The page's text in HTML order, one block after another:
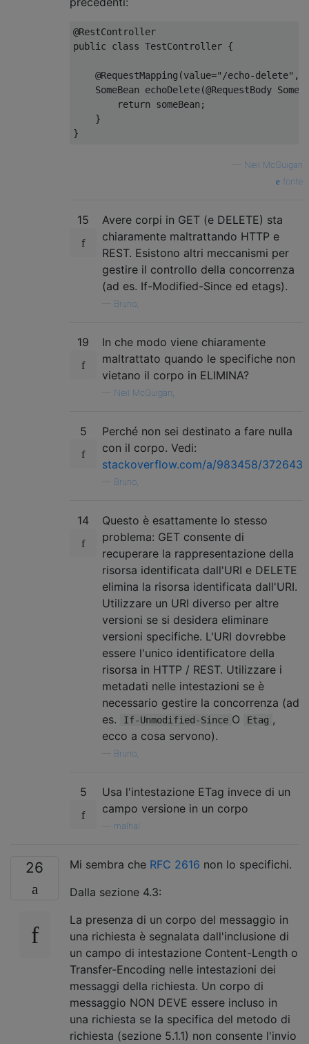
@RestController
public class TestController {
@RequestMapping(value="/echo-delete",
SomeBean echoDelete(@RequestBody
        return someBean;
    }
Neil McGuigan
fonte
15
Avere corpi in GET (e DELETE) sta
chiaramente maltrattando HTTP e
REST. Esistono altri meccanismi per
gestire il controllo della concorrenza
(ad es. If-Modified-Since ed etags).
Bruno,
19
In che modo viene chiaramente
maltrattato quando le specifiche non
vietano il corpo in ELIMINA?
Neil McGuigan,
5
Perché non sei destinato a fare nulla
con il corpo. Vedi:
stackoverflow.com/a/983458/372643
Bruno,
14
Questo è esattamente lo stesso
problema: GET consente di
recuperare la rappresentazione della
risorsa identificata dall'URI e DELETE
elimina la risorsa identificata dall'URI.
Utilizzare un URI diverso per altre
versioni se si desidera eliminare
versioni specifiche. L'URI dovrebbe
essere l'unico identificatore della
risorsa in HTTP / REST. Utilizzare i
metadati nelle intestazioni se è
necessario gestire la concorrenza (ad
es.
If-Unmodified-Since O Etag ,
ecco a cosa servono).
Bruno,
5
Usa l'intestazione ETag invece di un
campo versione in un corpo
malhal
26 Mi sembra che RFC 2616 non lo specifichi.
Dalla sezione 4.3:
La presenza di un corpo del messaggio in
una richiesta è segnalata dall'inclusione di
un campo di intestazione Content-Length o
Transfer-Encoding nelle intestazioni dei
messaggi della richiesta. Un corpo di
messaggio NON DEVE essere incluso in
una richiesta se la specifica del metodo di
richiesta (sezione 5.1.1) non consente l'invio